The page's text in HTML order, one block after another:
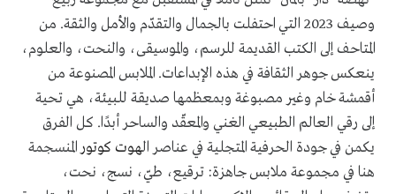
وصيف 2023 التي احتفلت بالجمال والتقدّم والأمل والثقة. من
المتاحف إلى الكتب القديمة للرسم، والموسيقى، والنحت، والعلوم،
ينعكس جوهر الثقافة في هذه الإبداعات. الملابس المصنوعة من
أقمشة خام وغير مصبوغة وبمعظمها صديقة للبيئة، هي تحية
إلى رقي العالم الطبيعي الغني والمعقّد والساحر أبدًا. كل الفرق
يكمن في جودة الحرفية المتجلية في عناصر الهوت كوتور المنسجمة
هنا في مجموعة ملابس جاهزة: ترقيع، طيّ، نسج، نحت،